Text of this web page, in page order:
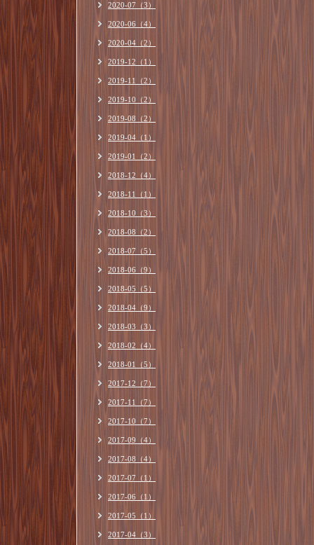
2020-07（3）
2020-06（4）
2020-04（2）
2019-12（1）
2019-11（2）
2019-10（2）
2019-08（2）
2019-04（1）
2019-01（2）
2018-12（4）
2018-11（1）
2018-10（3）
2018-08（2）
2018-07（5）
2018-06（9）
2018-05（5）
2018-04（9）
2018-03（3）
2018-02（4）
2018-01（5）
2017-12（7）
2017-11（7）
2017-10（7）
2017-09（4）
2017-08（4）
2017-07（1）
2017-06（1）
2017-05（1）
2017-04（3）